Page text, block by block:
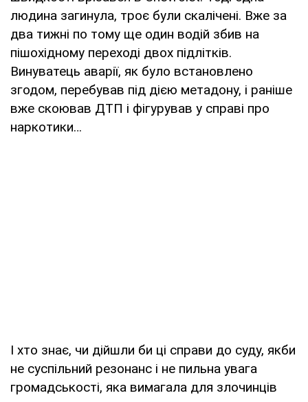
людина загинула, троє були скалічені. Вже за
два тижні по тому ще один водій збив на
пішохідному переході двох підлітків.
Винуватець аварії, як було встановлено
згодом, перебував під дією метадону, і раніше
вже скоював ДТП і фігурував у справі про
наркотики…
І хто знає, чи дійшли би ці справи до суду, якби
не суспільний резонанс і не пильна увага
громадськості, яка вимагала для злочинців